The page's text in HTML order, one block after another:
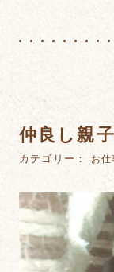
仲良し親子
カテゴリー： お仕